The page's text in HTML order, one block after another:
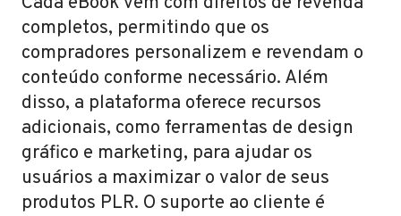
completos, permitindo que os
compradores personalizem e revendam o
conteúdo conforme necessário. Além
disso, a plataforma oferece recursos
adicionais, como ferramentas de design
gráfico e marketing, para ajudar os
usuários a maximizar o valor de seus
produtos PLR. O suporte ao cliente é